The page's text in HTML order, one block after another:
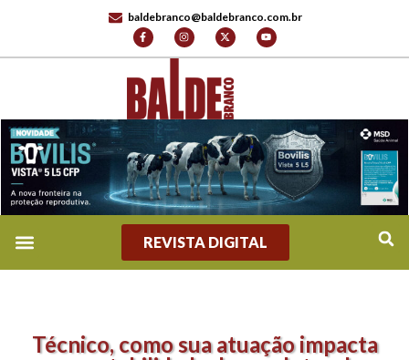
baldebranco@baldebranco.com.br
REVISTA DIGITAL
Técnico, como sua atuação impacta